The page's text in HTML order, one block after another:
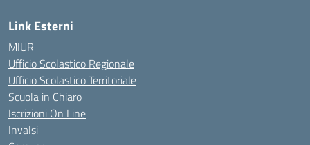
Link Esterni
MIUR
Ufficio Scolastico Regionale
Ufficio Scolastico Territoriale
Scuola in Chiaro
Iscrizioni On Line
Invalsi